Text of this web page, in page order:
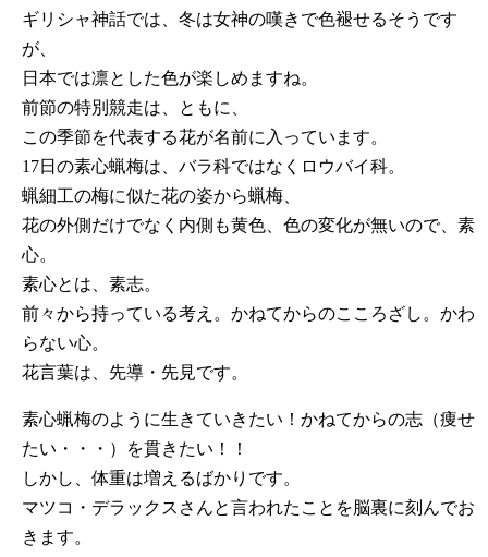
ギリシャ神話では、冬は女神の嘆きで色褪せるそうです
が、
日本では凛とした色が楽しめますね。
前節の特別競走は、ともに、
この季節を代表する花が名前に入っています。
17日の素心蝋梅は、バラ科ではなくロウバイ科。
蝋細工の梅に似た花の姿から蝋梅、
花の外側だけでなく内側も黄色、色の変化が無いので、素
心。
素心とは、素志。
前々から持っている考え。かねてからのこころざし。かわ
らない心。
花言葉は、先導・先見です。
素心蝋梅のように生きていきたい！かねてからの志（痩せ
たい・・・）を貫きたい！！
しかし、体重は増えるばかりです。
マツコ・デラックスさんと言われたことを脳裏に刻んでお
きます。